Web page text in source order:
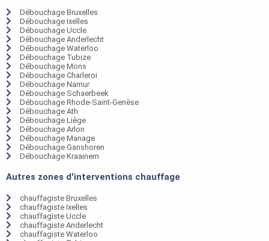
Débouchage Bruxelles
Débouchage Ixelles
Débouchage Uccle
Débouchage Anderlecht
Débouchage Waterloo
Débouchage Tubize
Débouchage Mons
Débouchage Charleroi
Débouchage Namur
Débouchage Schaerbeek
Débouchage Rhode-Saint-Genèse
Débouchage Ath
Débouchage Liège
Débouchage Arlon
Débouchage Manage
Débouchage Ganshoren
Débouchage Kraainem
Autres zones d'interventions chauffage
chauffagiste Bruxelles
chauffagiste Ixelles
chauffagiste Uccle
chauffagiste Anderlecht
chauffagiste Waterloo